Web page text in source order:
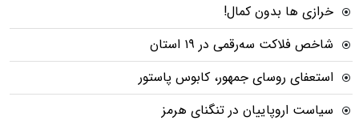
خرازی ها بدون کمال!
شاخص فلاکت سه‌رقمی در ۱۹ استان
استعفای روسای جمهور، کابوس پاستور
سیاست اروپاییان در تنگنای هرمز